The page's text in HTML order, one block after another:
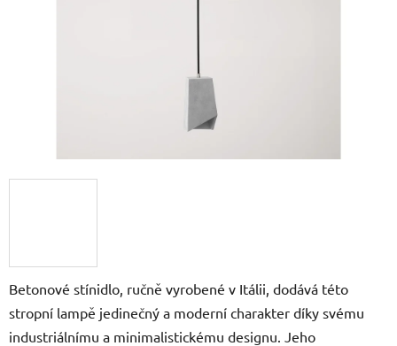
Betonové stínidlo, ručně vyrobené v Itálii, dodává této
stropní lampě jedinečný a moderní charakter díky svému
industriálnímu a minimalistickému designu. Jeho